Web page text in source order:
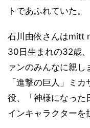
トであふれていた。
石川由依さんはmitt
30日生まれの32歳
ァンのみんなに親
「進撃の巨人」ミ
役、「神様になった
インキャラクターを